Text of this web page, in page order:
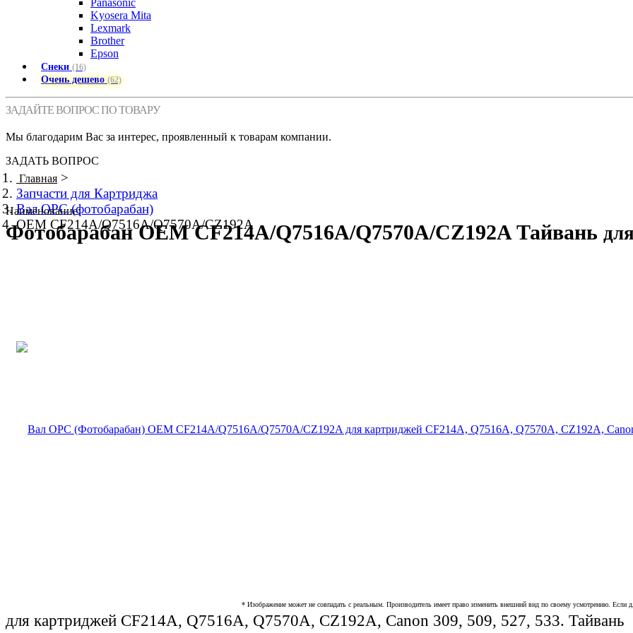
Panasonic
Kyosera Mita
Lexmark
Brother
Epson
Снеки (16)
Очень дешево(62)
ЗАДАЙТЕ ВОПРОС ПО ТОВАРУ
Мы благодарим Вас за интерес, проявленный к товарам компании.
ЗАДАТЬ ВОПРОС
Главная >
Запчасти для Картриджа
Вал OPC (фотобарабан)
OEM CF214A/Q7516A/Q7570A/CZ192A
Наименование:
Фотобарабан OEM CF214A/Q7516A/Q7570A/CZ192A Тайвань
* Изображение может не совпадать с реальным. Производитель имеет право изменить внешний вид по своему усмотрению. Если
для картриджей CF214A, Q7516A, Q7570A, CZ192A, Canon 309, 509, 527, 533. Тайвань